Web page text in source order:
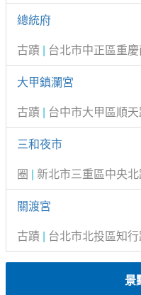
總統府
古蹟
台北市中正區重
大甲鎮瀾宮
古蹟
台中市大甲區順
三和夜市
圈
新北市三重區中央北
關渡宮
古蹟
台北市北投區知
景